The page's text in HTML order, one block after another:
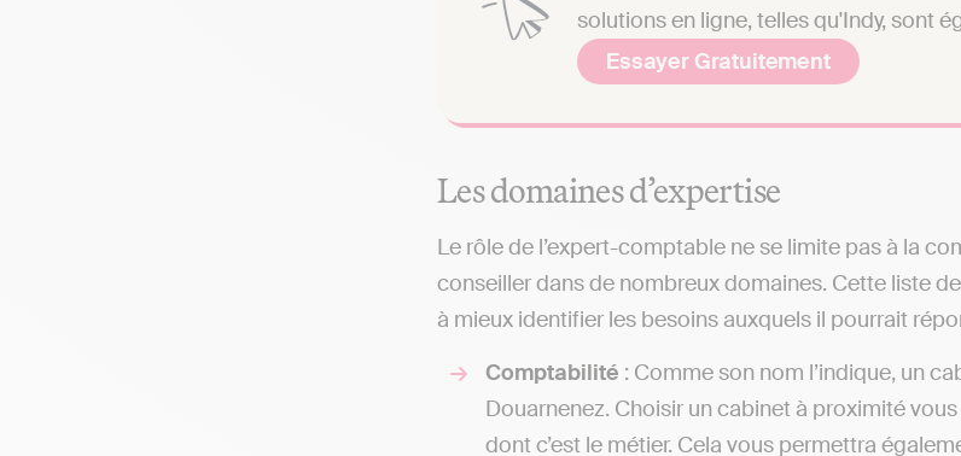
solutions en ligne, telles qu'Indy, sont
Essayer Gratuitement
Les domaines d’expertise
Le rôle de l’expert-comptable ne se limite pas à la
conseiller dans de nombreux domaines. Cette liste
à mieux identifier les besoins auxquels il pourrait
Comptabilité : Comme son nom l’indique, un
Douarnenez. Choisir un cabinet à proximité
dont c’est le métier. Cela vous permettra